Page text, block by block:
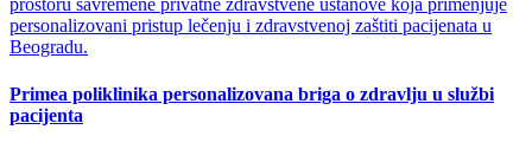
Primea poliklinika personalizovana briga o zdravlju u službi
pacijenta